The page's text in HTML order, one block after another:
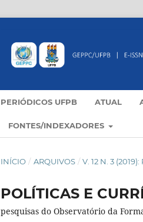
PERIÓDICOS UFPB ATUAL
FONTES/INDEXADORES
INÍCIO / ARQUIVOS / V. 12 N. 3
POLÍTICAS E
pesquisas do Observatório da